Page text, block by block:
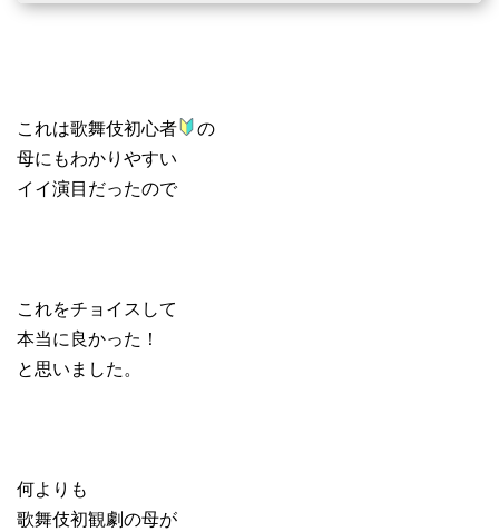
これは歌舞伎初心者
の
母にもわかりやすい
イイ演目だったので
これをチョイスして
本当に良かった！
と思いました。
何よりも
歌舞伎初観劇の母が